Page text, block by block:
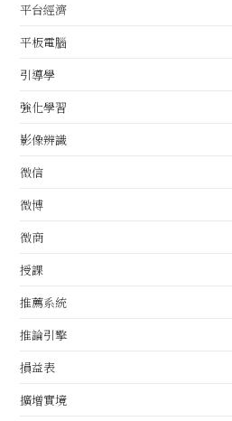
平台經濟
平板電腦
引導學
強化學習
影像辨識
微信
微博
微商
授課
推薦系統
推論引擎
損益表
擴增實境